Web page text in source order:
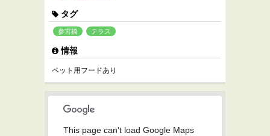
タグ
参宮橋 テラス
情報
ペット用フードあり
This page can't load Google Maps